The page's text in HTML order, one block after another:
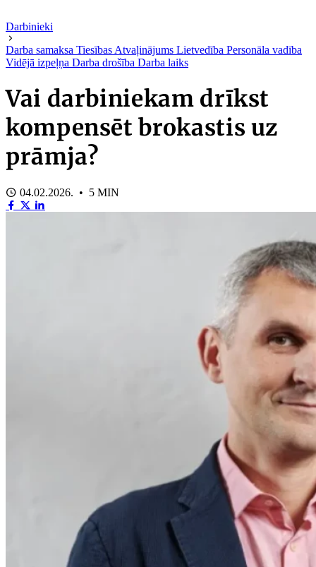
Darbinieki
Darba samaksa Tiesības Atvaļinājums Lietvedība Personāla vadība
Vidējā izpeļņa Darba drošība Darba laiks
Vai darbiniekam drīkst
kompensēt brokastis uz
prāmja?
04.02.2026. • 5 MIN